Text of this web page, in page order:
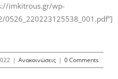
imkitrous.gr/wp-
| Ανακοινώσεις | 0 Comments